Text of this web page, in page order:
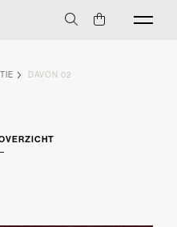
DAVON 02